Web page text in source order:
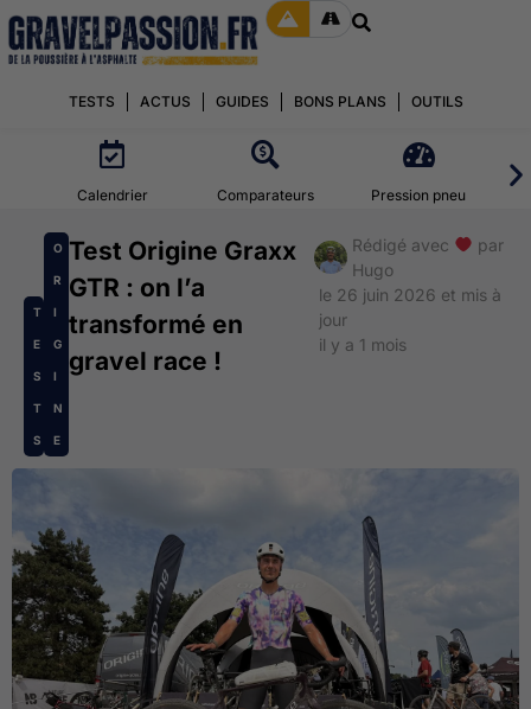
TESTS ACTUS GUIDES BONS PLANS OUTILS
Calendrier Comparateurs Pression pneu
T
E
S
T
S
O
R
I
G
I
N
E
Test Origine Graxx
GTR : on l’a
transformé en
gravel race !
Rédigé avec
par
Hugo
le 26 juin 2026 et mis à
jour
il y a 1 mois